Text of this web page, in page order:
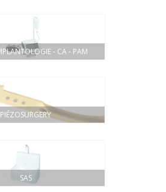
- CA - PAM
PIÉZOSURGERY
SAS